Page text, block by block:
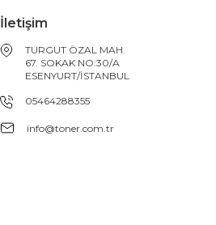
İletişim
TURGUT ÖZAL MAH.
67. SOKAK NO:30/A
ESENYURT/İSTANBUL
05464288355
info@toner.com.tr